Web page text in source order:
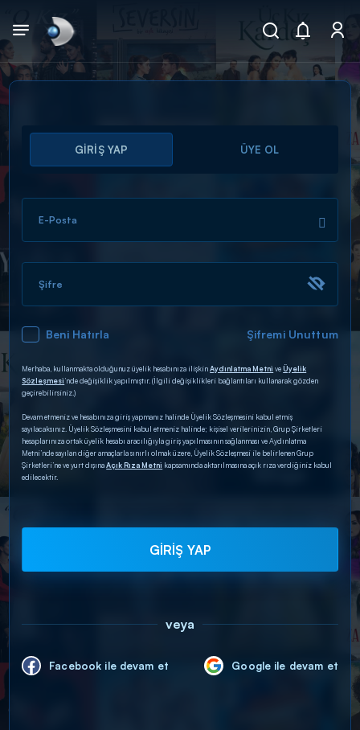
Arama
ARAMA SONUÇLARI
DİĞER SONUÇLAR
GİRİŞ YAP ÜYE OL
E-Posta
Şifre
Beni Hatırla Şifremi Unuttum
Merhaba, kullanmakta olduğunuz üyelik hesabınıza ilişkinAydınlatma Metni veÜyelik
Sözleşmesi’nde değişiklik yapılmıştır. (İlgili değişiklikleri bağlantıları kullanarak gözden
geçirebilirsiniz.)
Devam etmeniz ve hesabınıza giriş yapmanız halinde Üyelik Sözleşmesini kabul etmiş
sayılacaksınız. Üyelik Sözleşmesini kabul etmeniz halinde; kişisel verilerinizin, Grup Şirketleri
hesaplarınıza ortak üyelik hesabı aracılığıyla giriş yapılmasının sağlanması ve Aydınlatma
Metni’nde sayılan diğer amaçlarla sınırlı olmak üzere, Üyelik Sözleşmesi ile belirlenen Grup
Şirketleri’ne ve yurt dışınaAçık Rıza Metni kapsamında aktarılmasına açık rıza verdiğiniz kabul
edilecektir.
GİRİŞ YAP
veya
Facebook ile devam et Google ile devam et